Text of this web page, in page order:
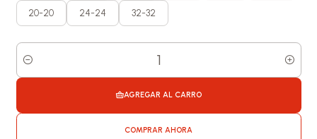
20-20 24-24 32-32
Cantidad
AGREGAR AL CARRO
COMPRAR AHORA